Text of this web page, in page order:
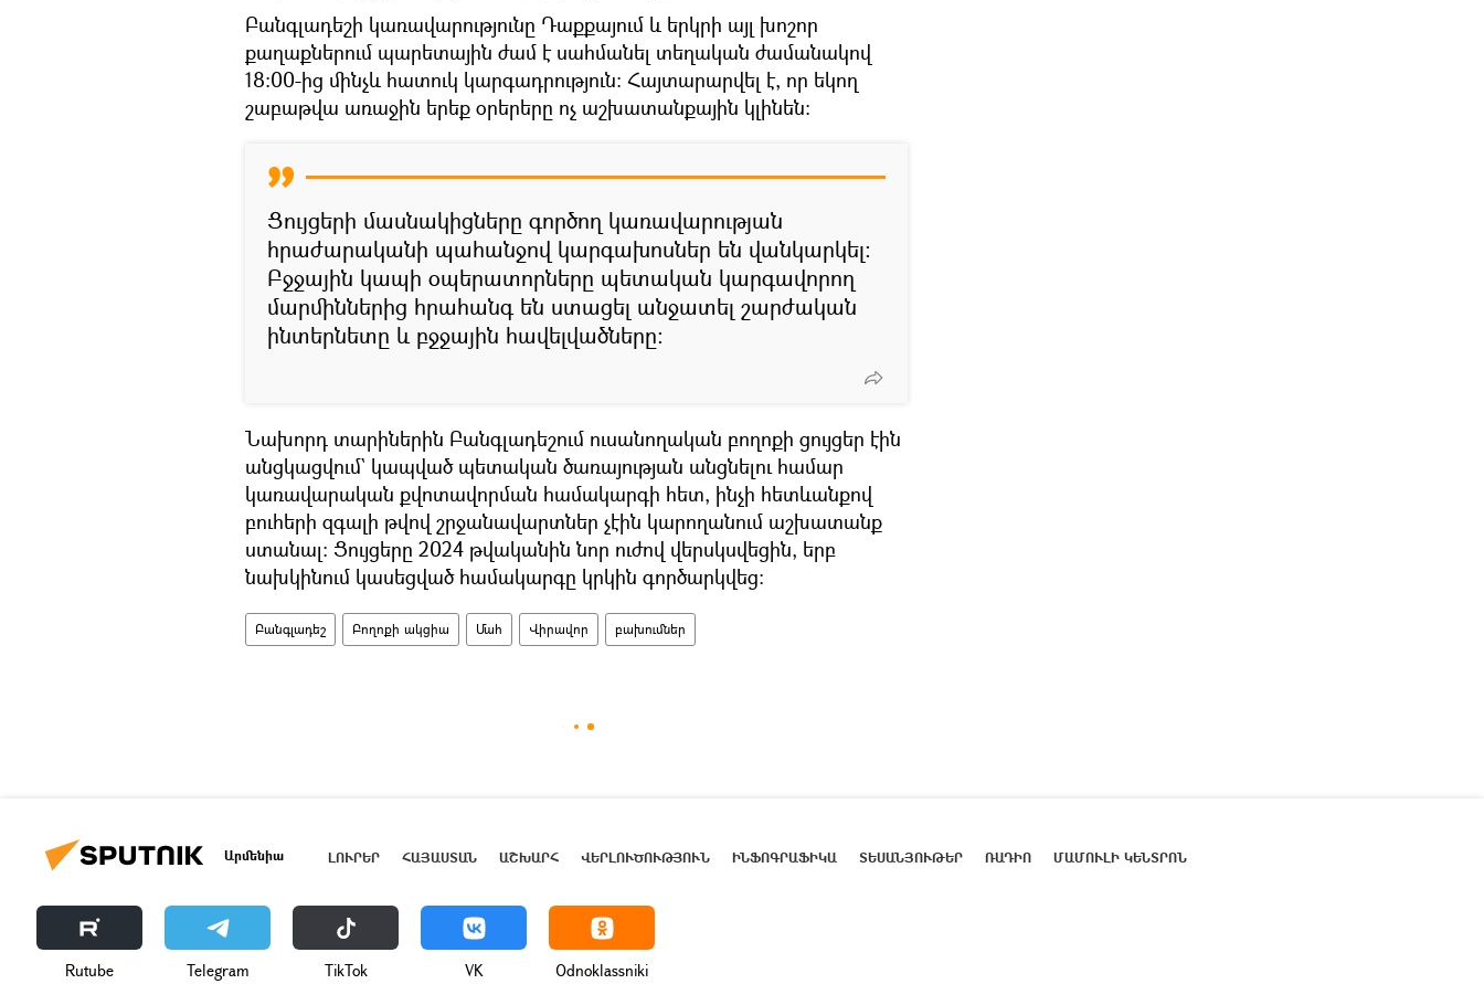
Բանգլադեշի կառավարությունը Դաքքայում և երկրի այլ խոշոր
քաղաքներում պարետային ժամ է սահմանել տեղական ժամանակով
18։00-ից մինչև հատուկ կարգադրություն։ Հայտարարվել է, որ եկող
շաբաթվա առաջին երեք օրերերը ոչ աշխատանքային կլինեն։
Ցույցերի մասնակիցները գործող կառավարության
հրաժարականի պահանջով կարգախոսներ են վանկարկել։
Բջջային կապի օպերատորները պետական կարգավորող
մարմիններից հրահանգ են ստացել անջատել շարժական
ինտերնետը և բջջային հավելվածները:
Նախորդ տարիներին Բանգլադեշում ուսանողական բողոքի ցույցեր էին
անցկացվում` կապված պետական ծառայության անցնելու համար
կառավարական քվոտավորման համակարգի հետ, ինչի հետևանքով
բուհերի զգալի թվով շրջանավարտներ չէին կարողանում աշխատանք
ստանալ։ Ցույցերը 2024 թվականին նոր ուժով վերսկսվեցին, երբ
նախկինում կասեցված համակարգը կրկին գործարկվեց։
Բանգլադեշ Բողոքի ակցիա Մահ Վիրավոր բախումներ
Արմենիա ԼՈՒՐԵՐ ՀԱՅԱՍՏԱՆ ԱՇԽԱՐՀ ՎԵՐԼՈՒԾՈՒԹՅՈՒՆ ԻՆՖՈԳՐԱՖԻԿԱ ՏԵՍԱՆՅՈՒԹԵՐ ՌԱԴԻՈ ՄԱՄՈՒԼԻ ԿԵՆՏՐՈՆ
Rutube Telegram ТikТоk VK Odnoklassniki